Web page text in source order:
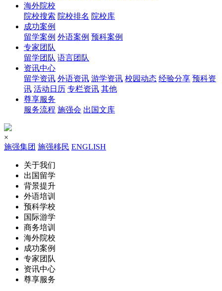
海外院校
院校搜索 院校排名 院校库
成功案例
留学案例 外语案例 预科案例
专家团队
留学团队 语言团队
资讯中心
留学资讯 外语资讯 游学资讯 校园动态 经验分享 预科资
讯 活动日历 专栏资讯 其他
尊享服务
服务流程 施强会 出国文库
×
施强集团 施强移民 ENGLISH
关于我们
出国留学
背景提升
外语培训
预科学校
国际游学
商务培训
海外院校
成功案例
专家团队
资讯中心
尊享服务